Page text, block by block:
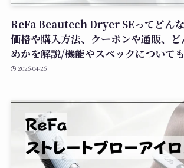
ReFa Beautech Dryer SEってどんな
価格や購入方法、クーポンや通販、
めかを解説/機能やスペックについて
2026-04-26